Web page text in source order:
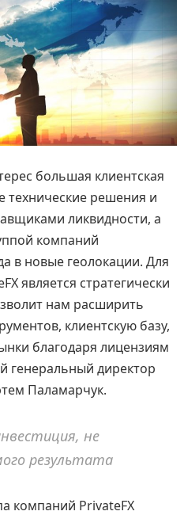
большая клиентская
технические решения и
ликвидности, а
компаний
в новые геолокации. Для
является стратегически
нам расширить
клиентскую базу,
благодаря лицензиям
генеральный директор
Паламарчук.
не
результата
компаний PrivateFX